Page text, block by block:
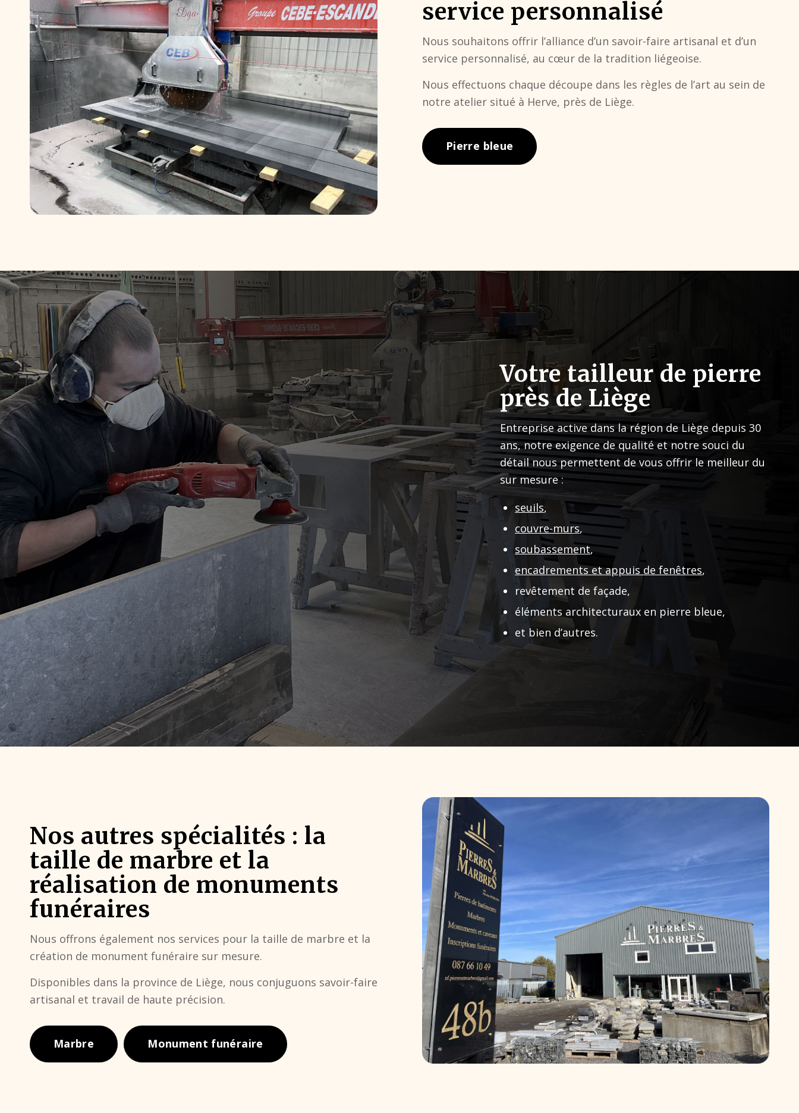
service personnalisé
Nous souhaitons offrir l’alliance d’un savoir-faire artisanal et d’un
service personnalisé, au cœur de la tradition liégeoise.
Nous effectuons chaque découpe dans les règles de l’art au sein de
notre atelier situé à Herve, près de Liège.
Pierre bleue
Votre tailleur de pierre
près de Liège
Entreprise active dans la région de Liège depuis 30
ans, notre exigence de qualité et notre souci du
détail nous permettent de vous offrir le meilleur du
sur mesure :
seuils,
couvre-murs,
soubassement,
encadrements et appuis de fenêtres,
revêtement de façade,
éléments architecturaux en pierre bleue,
et bien d’autres.
Nos autres spécialités : la
taille de marbre et la
réalisation de monuments
funéraires
Nous offrons également nos services pour la taille de marbre et la
création de monument funéraire sur mesure.
Disponibles dans la province de Liège, nous conjuguons savoir-faire
artisanal et travail de haute précision.
Marbre Monument funéraire